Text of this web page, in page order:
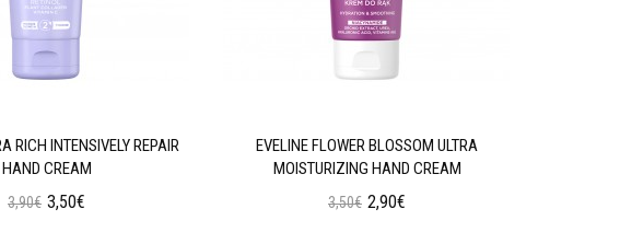
RICH INTENSIVELY REPAIR
HAND CREAM
3,90€ 3,50€
EVELINE FLOWER BLOSSOM ULTRA
MOISTURIZING HAND CREAM
3,50€ 2,90€